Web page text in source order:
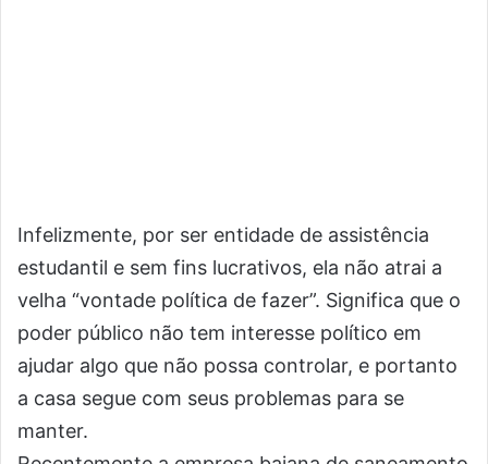
Infelizmente, por ser entidade de assistência
estudantil e sem fins lucrativos, ela não atrai a
velha “vontade política de fazer”. Significa que o
poder público não tem interesse político em
ajudar algo que não possa controlar, e portanto
a casa segue com seus problemas para se
manter.